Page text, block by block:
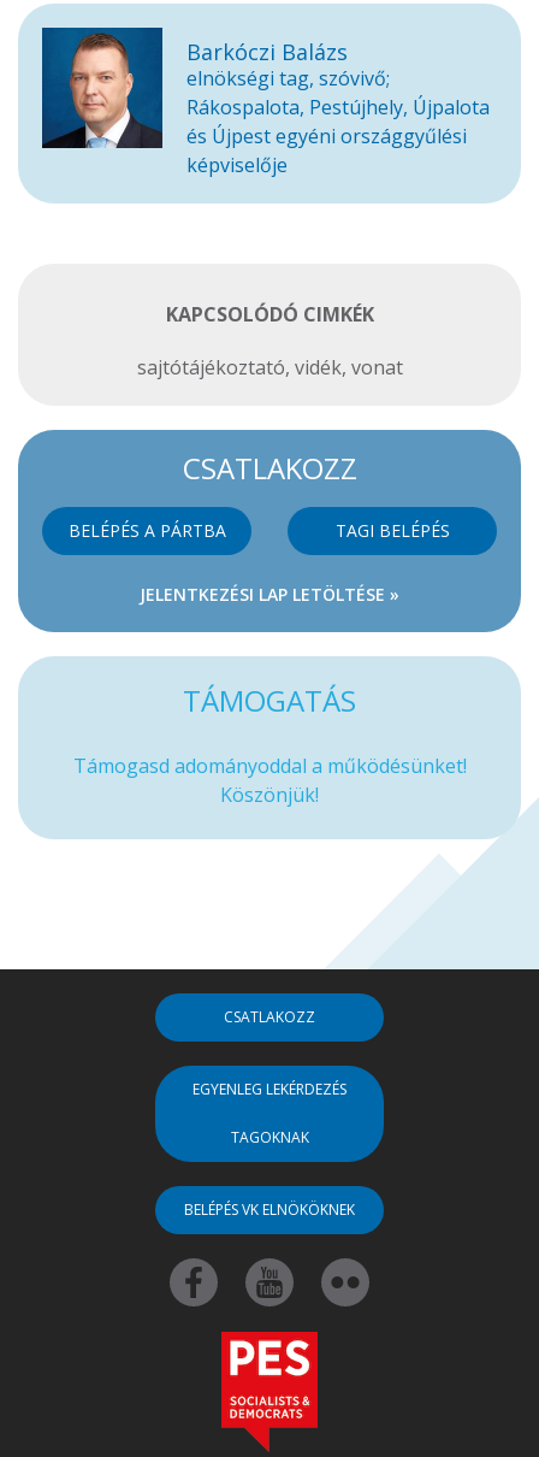
Barkóczi Balázs
elnökségi tag, szóvivő;
Rákospalota, Pestújhely, Újpalota
és Újpest egyéni országgyűlési
képviselője
KAPCSOLÓDÓ CIMKÉK
sajtótájékoztató, vidék, vonat
CSATLAKOZZ
BELÉPÉS A PÁRTBA TAGI BELÉPÉS
JELENTKEZÉSI LAP LETÖLTÉSE »
TÁMOGATÁS
Támogasd adományoddal a működésünket!
Köszönjük!
CSATLAKOZZ
EGYENLEG LEKÉRDEZÉS
TAGOKNAK
BELÉPÉS VK ELNÖKÖKNEK